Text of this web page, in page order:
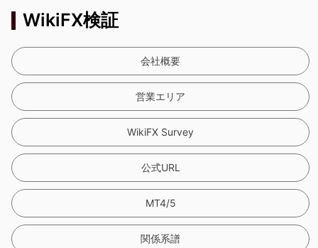
WikiFX検証
会社概要
営業エリア
WikiFX Survey
公式URL
MT4/5
関係系譜